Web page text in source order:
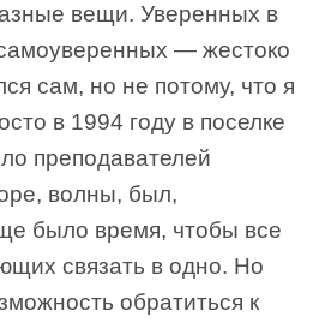
вещи. Уверенных в
— жестоко
сам, но не потому, что я
в 1994 году в поселке
преподавателей
волны, был,
было время, чтобы все
связать в одно. Но
обратиться к